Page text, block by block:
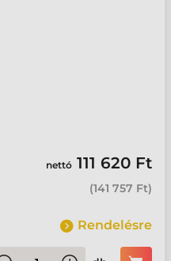
nettó 111 620 Ft
(141 757 Ft)
Rendelésre